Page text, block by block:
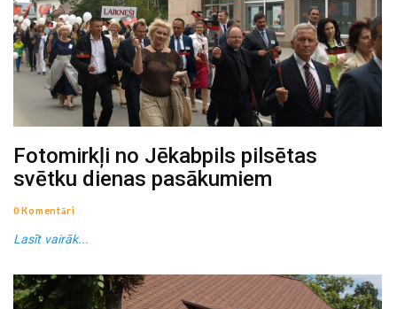
Fotomirkļi no Jēkabpils pilsētas
svētku dienas pasākumiem
0 Komentāri
Lasīt vairāk...